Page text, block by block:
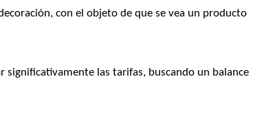
con el objeto de que se vea un producto
significativamente las tarifas, buscando un balance